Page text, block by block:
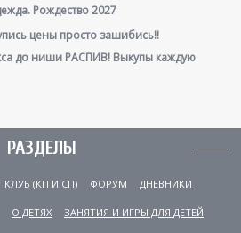
Рождество 2027
цены просто зашибись!!
до ниши РАСПИВ! Выкупы каждую
РАЗДЕЛЫ
(КП И СП) ФОРУМ ДНЕВНИКИ
О ДЕТЯХ ЗАНЯТИЯ И ИГРЫ ДЛЯ ДЕТЕЙ